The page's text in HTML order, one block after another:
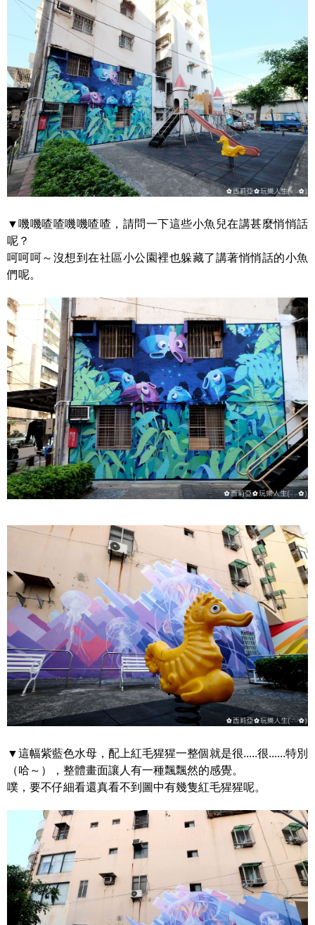
▼嘰嘰喳喳嘰嘰喳喳，請問一下這些小魚兒在講甚麼悄悄話
呢？
呵呵呵～沒想到在社區小公園裡也躲藏了講著悄悄話的小魚
們呢。
▼這幅紫藍色水母，配上紅毛猩猩一整個就是很.....很......特別
（哈～），整體畫面讓人有一種飄飄然的感覺。
噗，要不仔細看還真看不到圖中有幾隻紅毛猩猩呢。